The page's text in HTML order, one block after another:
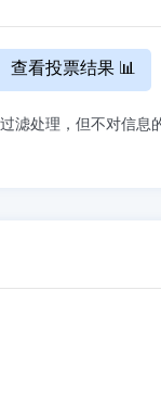
查看投票结果 📊
滤处理，但不对信息